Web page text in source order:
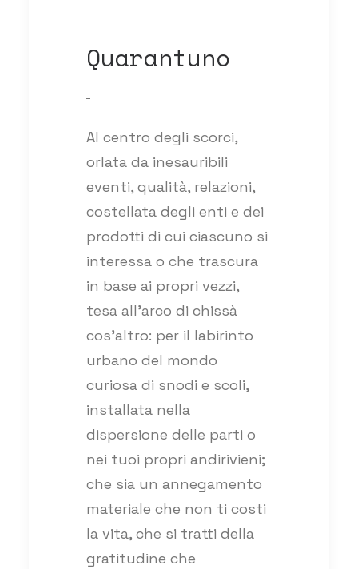
Quarantuno
Al centro degli scorci,
orlata da inesauribili
eventi, qualità, relazioni,
costellata degli enti e dei
prodotti di cui ciascuno si
interessa o che trascura
in base ai propri vezzi,
tesa all’arco di chissà
cos’altro: per il labirinto
urbano del mondo
curiosa di snodi e scoli,
installata nella
dispersione delle parti o
nei tuoi propri andirivieni;
che sia un annegamento
materiale che non ti costi
la vita, che si tratti della
gratitudine che